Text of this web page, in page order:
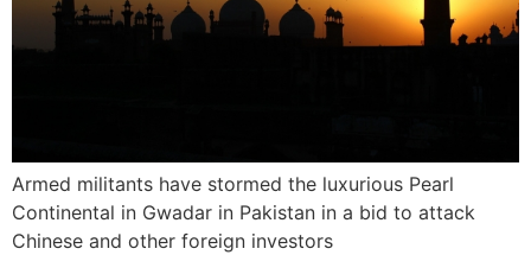
Armed militants have stormed the luxurious Pearl
Continental in Gwadar in Pakistan in a bid to attack
Chinese and other foreign investors